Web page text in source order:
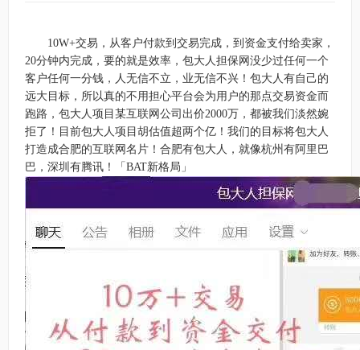
10W+交易，从客户付款到交易完成，到资金支付给卖家，
20分钟内完成，要的就是效率，包大人担保网没少过任何一个
客户任何一分钱，人无信不立，业无信不兴！包大人有自己的
远大目标，所以真的不用担心平台会为用户的那点交易资金而
跑路，包大人项目某互联网公司出价2000万，都被我们淡然婉
拒了！目前包大人项目胡估值超两个亿！我们的目标将包大人
打造成合肥的互联网名片！合肥有包大人，就像杭州有阿里巴
巴，深圳有腾讯！「BAT新格局」